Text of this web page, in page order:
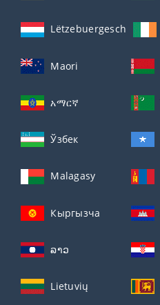
Lëtzebuergesch
Maori
አማርኛ
Ўзбек
Malagasy
Кыргызча
ລາວ
Lietuvių